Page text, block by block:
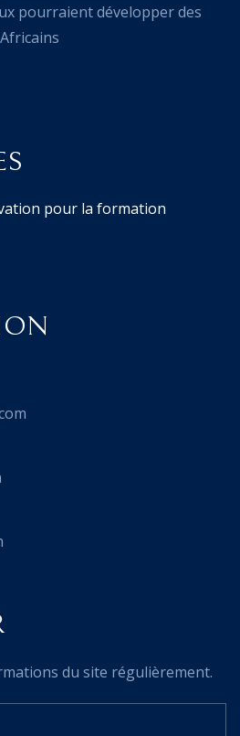
pourraient développer des
pour la formation
du site régulièrement.